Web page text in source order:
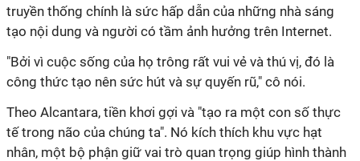
truyền thống chính là sức hấp dẫn của những nhà sáng
tạo nội dung và người có tầm ảnh hưởng trên Internet.
"Bởi vì cuộc sống của họ trông rất vui vẻ và thú vị, đó là
công thức tạo nên sức hút và sự quyến rũ," cô nói.
Theo Alcantara, tiền khơi gợi và "tạo ra một con số thực
tế trong não của chúng ta". Nó kích thích khu vực hạt
nhân, một bộ phận giữ vai trò quan trọng giúp hình thành